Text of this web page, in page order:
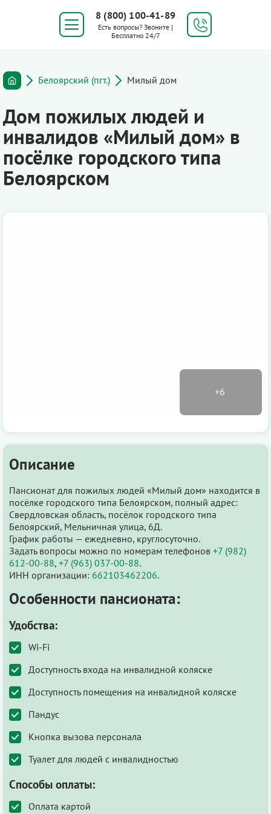
8 (800) 100-41-89
Есть вопросы? Звоните |
Бесплатно 24/7
Белоярский (пгт.) Милый дом
Дом пожилых людей и
инвалидов «Милый дом» в
посёлке городского типа
Белоярском
Описание
Пансионат для пожилых людей «Милый дом» находится в
посёлке городского типа Белоярском, полный адрес:
Свердловская область, посёлок городского типа
Белоярский, Мельничная улица, 6Д.
График работы — ежедневно, круглосуточно.
Задать вопросы можно по номерам телефонов +7 (982)
612-00-88, +7 (963) 037-00-88.
ИНН организации: 662103462206.
Особенности пансионата:
Удобства:
Wi-Fi
Доступность входа на инвалидной коляске
Доступность помещения на инвалидной коляске
Пандус
Кнопка вызова персонала
Туалет для людей с инвалидностью
Способы оплаты:
Оплата картой